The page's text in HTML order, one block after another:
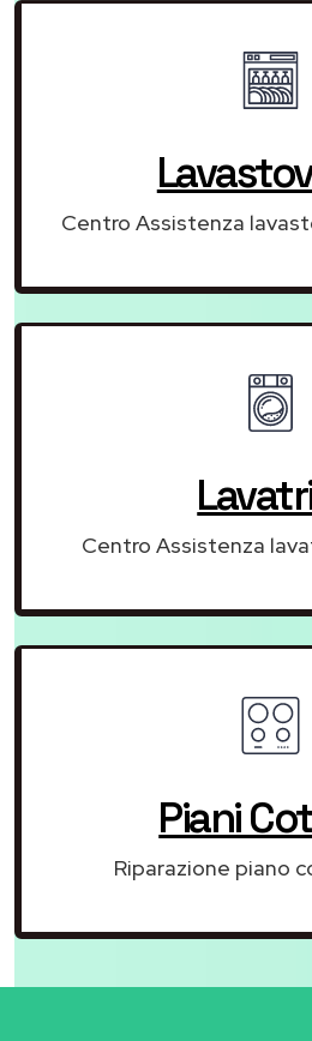
Centro Assistenza
Centro Assistenza
Piani
Riparazione piano